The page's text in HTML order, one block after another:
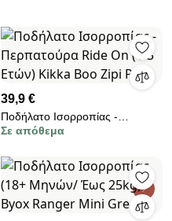
39,9 €
Ποδήλατο Ισορροπίας -
Περπατούρα Ride On (1-3
Σε απόθεμα